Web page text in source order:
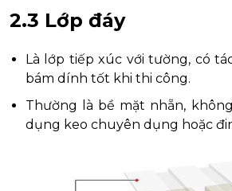
2.3 Lớp đáy
Là lớp tiếp xúc với tường, có
bám dính tốt khi thi công.
Thường là bề mặt nhẵn,
dụng keo chuyên dụng hoặc